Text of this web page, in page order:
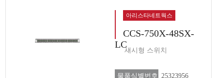
아리스타네트웍스
CCS-750X-48SX-
LC
섀시형 스위치
물품식별번호 25323956